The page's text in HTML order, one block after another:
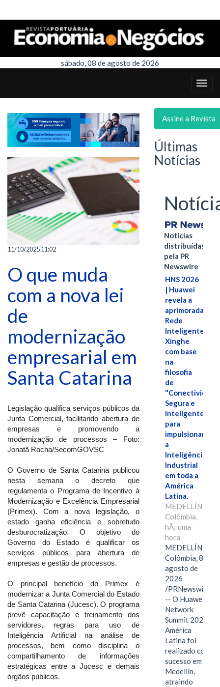
sábado, 08 de agosto de 2026
11/10/2025 11:02
O que muda
com a nova lei
de
modernização
empresarial em
Santa Catarina
Legislação qualifica serviços públicos da
Junta Comercial, facilitando abertura de
empresas e promovendo a
modernização de processos – Foto:
Jonatã Rocha/SecomGOVSC
O Governo de Santa Catarina publicou
nesta semana o decreto que
regulamenta o Programa de Incentivo à
Modernização e Excelência Empresarial
(Primex). Com a nova legislação, o
estado ganha eficiência e sobretudo
desburocratização. O objetivo do
Governo do Estado é qualificar os
serviços públicos para abertura de
empresas e gestão de processos.
O principal benefício do Primex é
modernizar a Junta Comercial do Estado
de Santa Catarina (Jucesc). O programa
prevê capacitação e treinamento dos
servidores, regras para uso de
Inteligência Artificial na análise de
processos, bem como disciplina o
compartilhamento de informações
estratégicas entre a Jucesc e demais
órgãos públicos.
Assine a Revista
Últimas
Notícias
Notícias
distribuídas
pela PR
Newswire
HNS 2026
| Huawei
revela a
aprimorada
Rede
Inteligente
Xinghe
com base
na
filosofia
de
"Conectividade
Segura e
Inteligente"
para
impulsionar
a
Inteligência
Industrial
em toda a
América
Latina.
MEDELLÍN,
Colômbia,
hÃ¡ uma
hora
MEDELLÍN,
Colômbia, 8 de
agosto de
2026
/PRNewswire/
-- O Huawei
Network
Summit 2026
América
Latina foi
realizado com
sucesso em
Medellín,
atraindo